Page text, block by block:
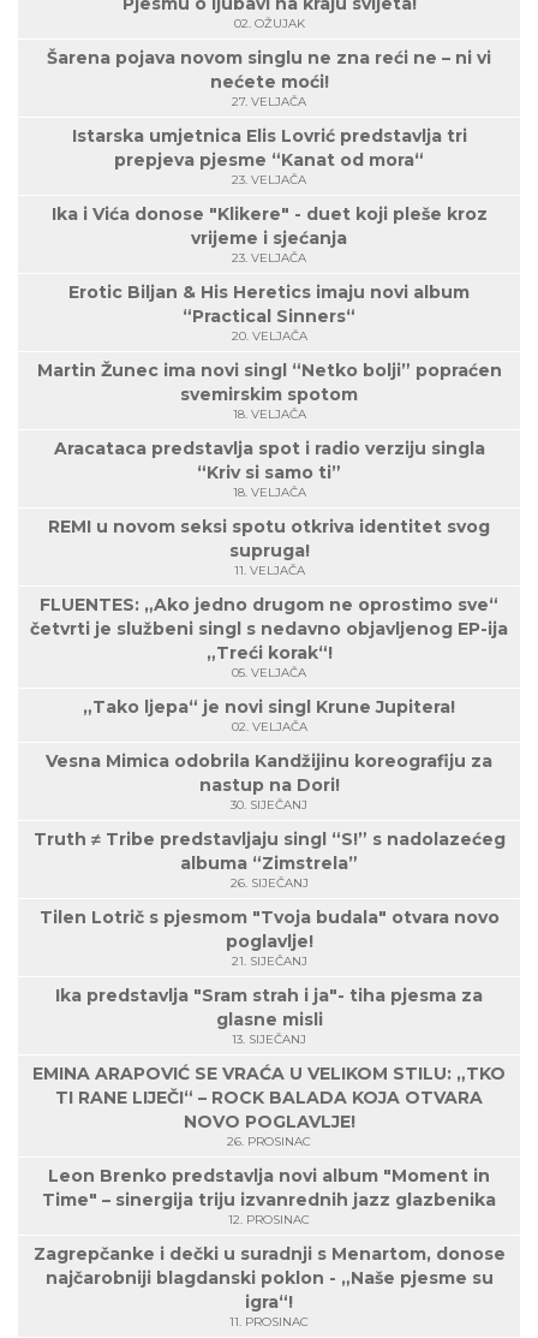
02. OŽUJAK
Šarena pojava novom singlu ne zna reći ne – ni vi
nećete moći!
27. VELJAČA
Istarska umjetnica Elis Lovrić predstavlja tri
prepjeva pjesme “Kanat od mora“
23. VELJAČA
Ika i Vića donose "Klikere" - duet koji pleše kroz
vrijeme i sjećanja
23. VELJAČA
Erotic Biljan & His Heretics imaju novi album
“Practical Sinners“
20. VELJAČA
Martin Žunec ima novi singl “Netko bolji” popraćen
svemirskim spotom
18. VELJAČA
Aracataca predstavlja spot i radio verziju singla
“Kriv si samo ti”
18. VELJAČA
REMI u novom seksi spotu otkriva identitet svog
supruga!
11. VELJAČA
FLUENTES: „Ako jedno drugom ne oprostimo sve“
četvrti je službeni singl s nedavno objavljenog EP-ija
„Treći korak“!
05. VELJAČA
„Tako ljepa“ je novi singl Krune Jupitera!
02. VELJAČA
Vesna Mimica odobrila Kandžijinu koreografiju za
nastup na Dori!
30. SIJEČANJ
Truth ≠ Tribe predstavljaju singl “S!” s nadolazećeg
albuma “Zimstrela”
26. SIJEČANJ
Tilen Lotrič s pjesmom "Tvoja budala" otvara novo
poglavlje!
21. SIJEČANJ
Ika predstavlja "Sram strah i ja"- tiha pjesma za
glasne misli
13. SIJEČANJ
EMINA ARAPOVIĆ SE VRAĆA U VELIKOM STILU: „TKO
TI RANE LIJEČI“ – ROCK BALADA KOJA OTVARA
NOVO POGLAVLJE!
26. PROSINAC
Leon Brenko predstavlja novi album "Moment in
Time" – sinergija triju izvanrednih jazz glazbenika
12. PROSINAC
Zagrepčanke i dečki u suradnji s Menartom, donose
najčarobniji blagdanski poklon - „Naše pjesme su
igra“!
11. PROSINAC